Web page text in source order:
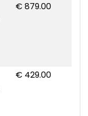
€ 879.00
€ 429.00